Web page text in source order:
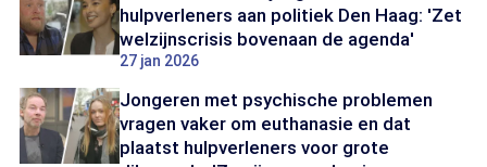
hulpverleners aan politiek Den Haag: 'Zet
welzijnscrisis bovenaan de agenda'
27 jan 2026
Jongeren met psychische problemen
vragen vaker om euthanasie en dat
plaatst hulpverleners voor grote